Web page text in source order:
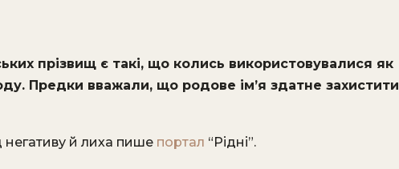
прізвищ є такі, що колись використовувалися як
Предки вважали, що родове ім’я здатне захистити
негативу й лиха пише портал “Рідні”.